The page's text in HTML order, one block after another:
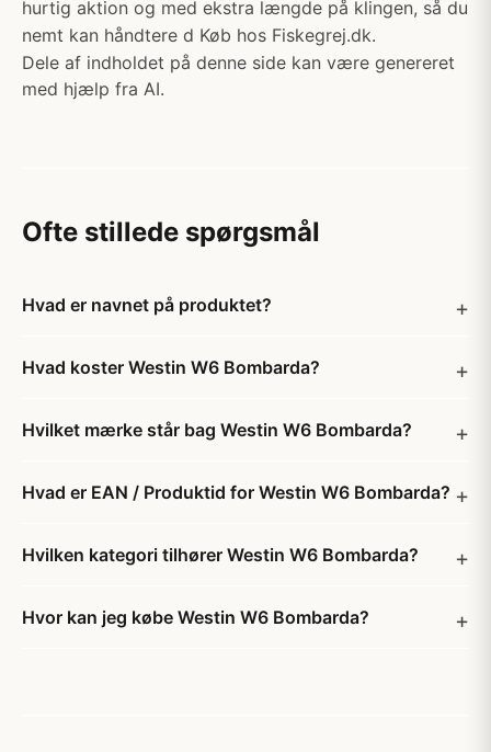
hurtig aktion og med ekstra længde på klingen, så du
nemt kan håndtere d Køb hos Fiskegrej.dk.
Dele af indholdet på denne side kan være genereret
med hjælp fra AI.
Ofte stillede spørgsmål
Hvad er navnet på produktet?
Hvad koster Westin W6 Bombarda?
Hvilket mærke står bag Westin W6 Bombarda?
Hvad er EAN / Produktid for Westin W6 Bombarda?
Hvilken kategori tilhører Westin W6 Bombarda?
Hvor kan jeg købe Westin W6 Bombarda?